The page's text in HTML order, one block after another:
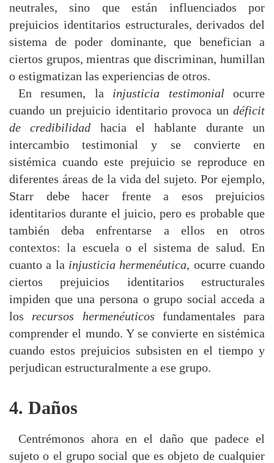
neutrales, sino que están influenciados por
prejuicios identitarios estructurales, derivados del
sistema de poder dominante, que benefician a
ciertos grupos, mientras que discriminan, humillan
o estigmatizan las experiencias de otros.
En resumen, la injusticia testimonial ocurre
cuando un prejuicio identitario provoca un déficit
de credibilidad hacia el hablante durante un
intercambio testimonial y se convierte en
sistémica cuando este prejuicio se reproduce en
diferentes áreas de la vida del sujeto. Por ejemplo,
Starr debe hacer frente a esos prejuicios
identitarios durante el juicio, pero es probable que
también deba enfrentarse a ellos en otros
contextos: la escuela o el sistema de salud. En
cuanto a la injusticia hermenéutica, ocurre cuando
ciertos prejuicios identitarios estructurales
impiden que una persona o grupo social acceda a
los recursos hermenéuticos fundamentales para
comprender el mundo. Y se convierte en sistémica
cuando estos prejuicios subsisten en el tiempo y
perjudican estructuralmente a ese grupo.
4. Daños
Centrémonos ahora en el daño que padece el
sujeto o el grupo social que es objeto de cualquier